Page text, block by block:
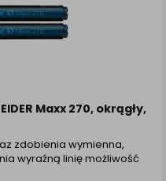
Maxx 270, okrągły,
zdobienia wymienna,
wyraźną linię możliwość